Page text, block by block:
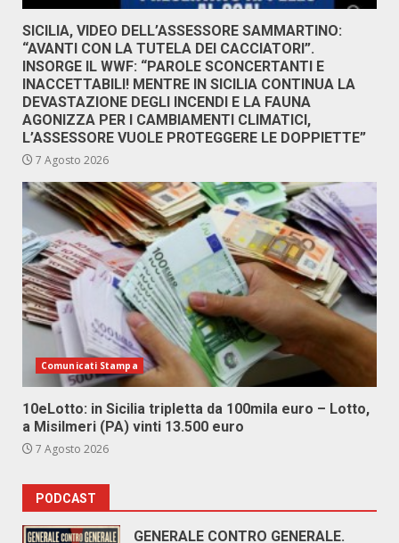
SICILIA, VIDEO DELL’ASSESSORE SAMMARTINO:
“AVANTI CON LA TUTELA DEI CACCIATORI”.
INSORGE IL WWF: “PAROLE SCONCERTANTI E
INACCETTABILI! MENTRE IN SICILIA CONTINUA LA
DEVASTAZIONE DEGLI INCENDI E LA FAUNA
AGONIZZA PER I CAMBIAMENTI CLIMATICI,
L’ASSESSORE VUOLE PROTEGGERE LE DOPPIETTE”
7 Agosto 2026
Comunicati Stampa
10eLotto: in Sicilia tripletta da 100mila euro – Lotto,
a Misilmeri (PA) vinti 13.500 euro
7 Agosto 2026
PODCAST
GENERALE CONTRO GENERALE.